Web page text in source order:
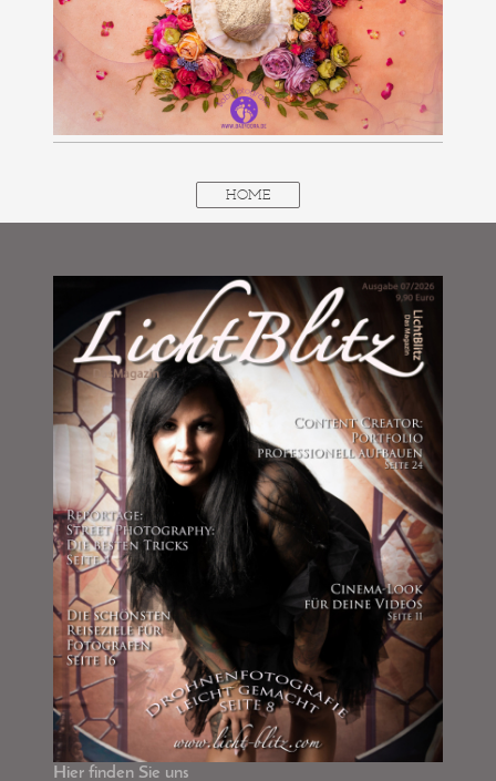
HOME
Hier finden Sie uns